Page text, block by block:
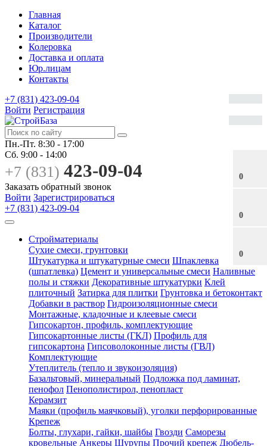
Главная
Каталог
Производители
Колеровка
Доставка и оплата
Юр.лицам
Контакты
0
0
0
+7 (831) 423-09-04
Войти Регистрация
Пн.-Пт. 8:30 - 17:00
Сб. 9:00 - 14:00
+7 (831) 423-09-04
Заказать обратный звонок
Войти Зарегистрироваться
+7 (831) 423-09-04
Стройматериалы
Сухие смеси, грунтовки
Штукатурка и штукатурные смеси Шпаклевка
(шпатлевка) Цемент и универсальные смеси Наливные
полы и стяжки Декоративные штукатурки Клей
плиточный Затирка для плитки Грунтовка и бетоконтакт
Добавки в раствор Гидроизоляционные смеси
Монтажные, кладочные и клеевые смеси
Гипсокартон, профиль, комплектующие
Гипсокартонные листы (ГКЛ) Профиль для
гипсокартона Гипсоволоконные листы (ГВЛ)
Комплектующие
Утеплитель (тепло и звукоизоляция)
Базальтовый, минеральный Подложка под ламинат,
пенофол Пенополистирол, пенопласт
Керамзит
Маяки (профиль маячковый), уголки перфорированные
Крепеж
Болты, глухари, гайки, шайбы Гвозди Саморезы
кровельные Анкеры Шурупы Прочий крепеж Дюбель-